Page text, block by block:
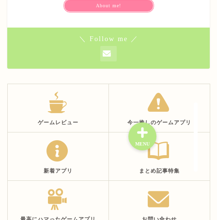
About me!
＼ Follow me ／
ゲームレビュー 今一推しのゲームアプリ
新着アプリ まとめ記事特集
MENU
お問い合わせ
プライバシーポリシー